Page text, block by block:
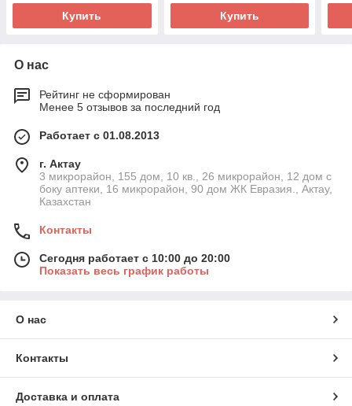
Купить Купить
О нас
Рейтинг не сформирован
Менее 5 отзывов за последний год
Работает с 01.08.2013
г. Актау
3 микрорайон, 155 дом, 10 кв., 26 микрорайон, 12 дом с
боку аптеки, 16 микрорайон, 90 дом ЖК Евразия., Актау,
Казахстан
Контакты
Сегодня работает с 10:00 до 20:00
Показать весь график работы
О нас
Контакты
Доставка и оплата